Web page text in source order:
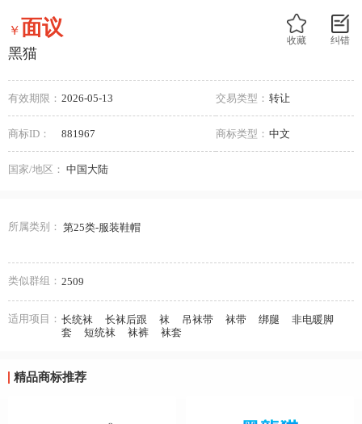
纠错
收藏
￥面议
黑猫
有效期限： 2026-05-13 交易类型： 转让
商标ID： 881967 商标类型： 中文
国家/地区： 中国大陆
所属类别： 第25类-服装鞋帽
类似群组： 2509
适用项目： 长统袜 长袜后跟 袜 吊袜带 袜带 绑腿
非电暖脚
套
短统袜 袜裤 袜套
精品商标推荐